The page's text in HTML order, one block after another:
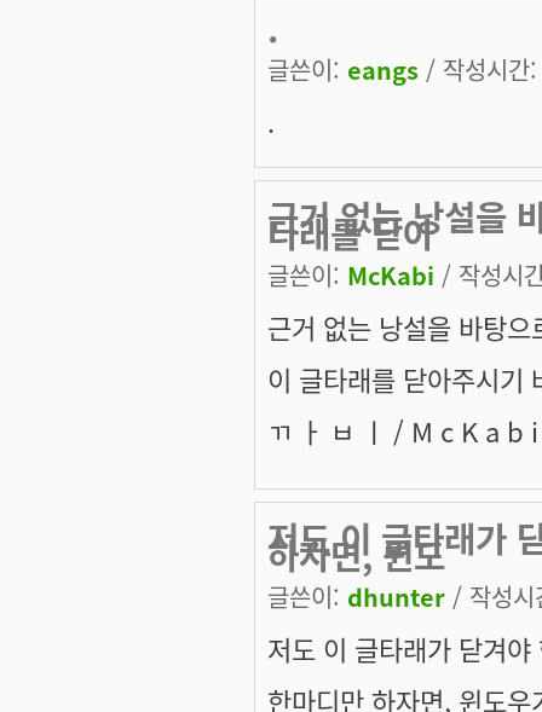
.
글쓴이: eangs / 작성시
.
근거 없는 낭설을
타래를 닫아
글쓴이: McKabi / 작성시
근거 없는 낭설을 바탕
이 글타래를 닫아주시기
ㄲ ㅏ ㅂ ㅣ / M c K a
저도 이 글타래가
하자면, 윈도
글쓴이: dhunter / 작성
저도 이 글타래가 닫겨
한마디만 하자면, 윈도